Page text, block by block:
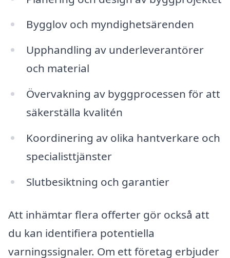
Bygglov och myndighetsärenden
Upphandling av underleverantörer
och material
Övervakning av byggprocessen för att
säkerställa kvalitén
Koordinering av olika hantverkare och
specialisttjänster
Slutbesiktning och garantier
Att inhämtar flera offerter gör också att
du kan identifiera potentiella
varningssignaler. Om ett företag erbjuder